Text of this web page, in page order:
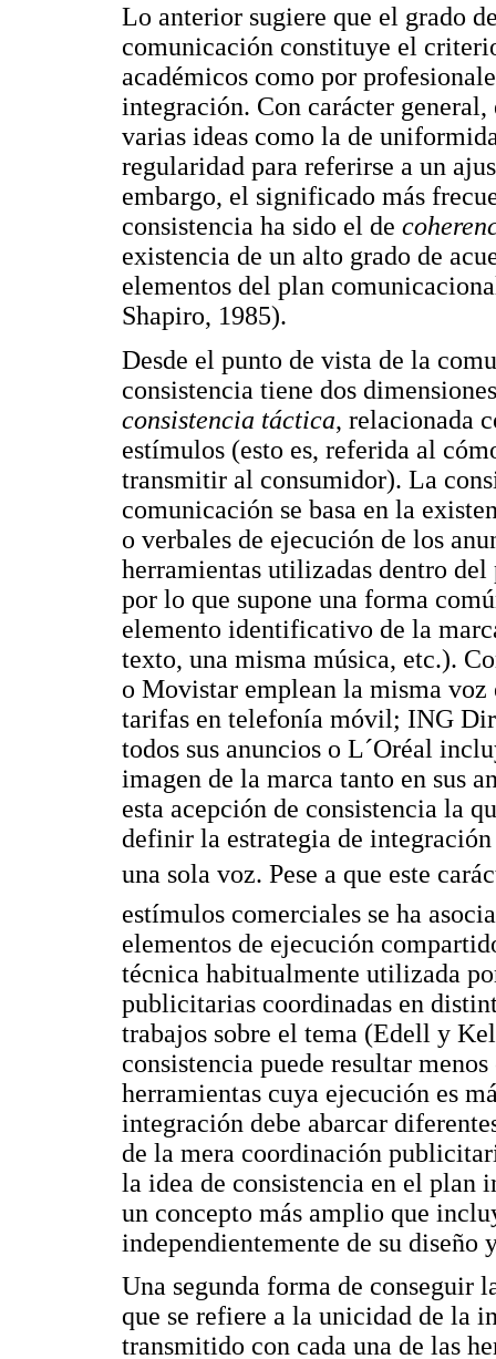
Lo anterior sugiere que el grado
comunicación constituye el
académicos como por
integración. Con carácter
varias ideas como la de
regularidad para referirse a un
embargo, el significado más
consistencia ha sido el de
existencia de un alto grado de
elementos del plan
Shapiro, 1985).
Desde el punto de vista de la
consistencia tiene dos
consistencia táctica, relacionada
estímulos (esto es, referida al
transmitir al consumidor). La
comunicación se basa en la
o verbales de ejecución de los
herramientas utilizadas dentro
por lo que supone una forma
elemento identificativo de la
texto, una misma música, etc.).
o Movistar emplean la misma voz
tarifas en telefonía móvil; ING
todos sus anuncios o L´Oréal
imagen de la marca tanto en sus
esta acepción de consistencia la
definir la estrategia de
una sola voz. Pese a que este
estímulos comerciales se ha
elementos de ejecución
técnica habitualmente utilizada
publicitarias coordinadas en
trabajos sobre el tema (Edell y
consistencia puede resultar
herramientas cuya ejecución es
integración debe abarcar
de la mera coordinación
la idea de consistencia en el plan
un concepto más amplio que
independientemente de su
Una segunda forma de conseguir
que se refiere a la unicidad de la
transmitido con cada una de las